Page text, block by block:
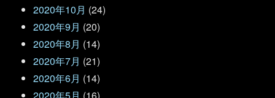
2020年10月 (24)
2020年9月 (20)
2020年8月 (14)
2020年7月 (21)
2020年6月 (14)